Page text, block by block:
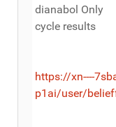
dianabol Only
cycle results
https://xn----
p1ai/user/